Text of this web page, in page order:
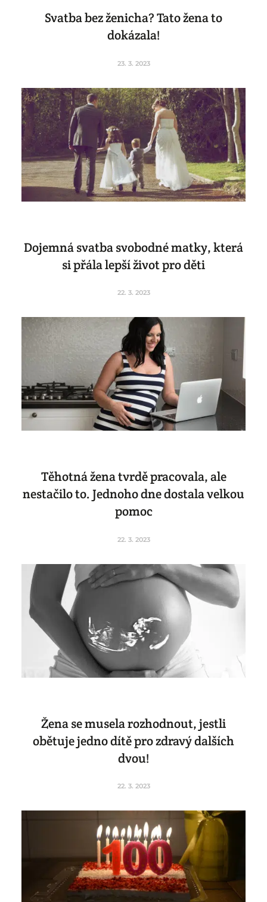
Svatba bez ženicha? Tato žena to
dokázala!
23. 3. 2023
Dojemná svatba svobodné matky, která
si přála lepší život pro děti
22. 3. 2023
Těhotná žena tvrdě pracovala, ale
nestačilo to. Jednoho dne dostala velkou
pomoc
22. 3. 2023
Žena se musela rozhodnout, jestli
obětuje jedno dítě pro zdravý dalších
dvou!
22. 3. 2023